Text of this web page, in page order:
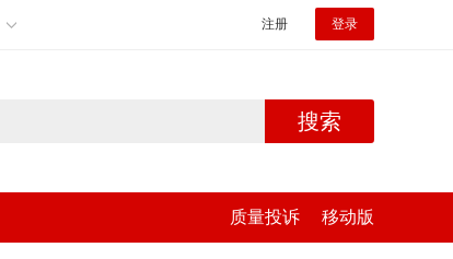
注册 登录
搜索
质量投诉 移动版